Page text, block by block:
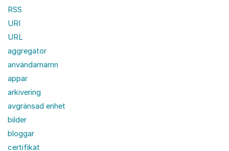
RSS
URI
URL
aggregator
användarnamn
appar
arkivering
avgränsad enhet
bilder
bloggar
certifikat